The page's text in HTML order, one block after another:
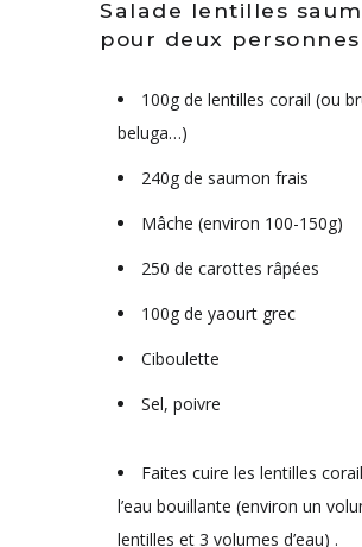
Salade lentilles
pour deux personnes
100g de lentilles corail (ou
beluga…)
240g de saumon frais
Mâche (environ 100-150g)
250 de carottes râpées
100g de yaourt grec
Ciboulette
Sel, poivre
Faites cuire les lentilles
l’eau bouillante (environ un
lentilles et 3 volumes d’eau) .